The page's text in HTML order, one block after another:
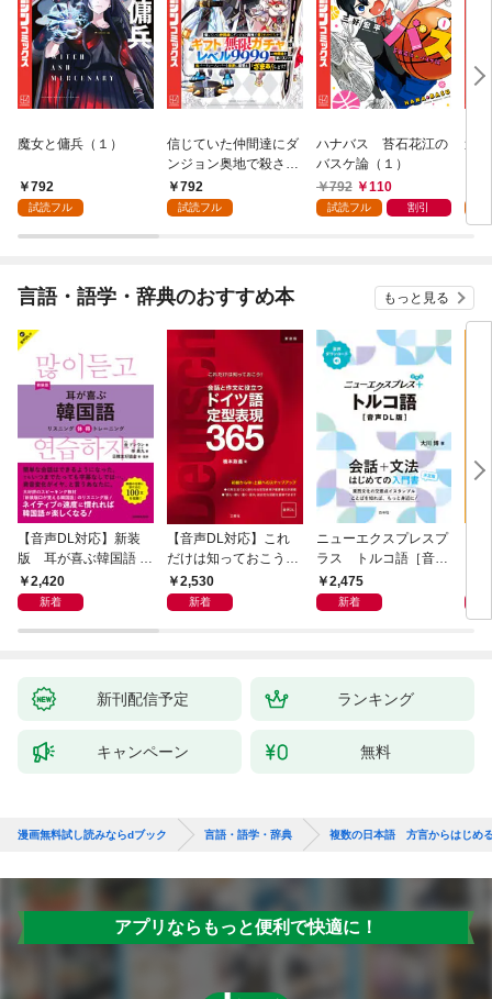
魔女と傭兵（１）
792
試読フル
信じていた仲間達にダ
ンジョン奥地で殺され
かけたがギフト『無限
ガチャ』でレベル９９
『ざまぁ！』します！
（１）
792
試読フル
ハナバス 苔石花江の
バスケ論（１）
792
110
試読フル 割引
追
強
～
（
言語・語学・辞典のおすすめ本 もっと見る
【音声DL対応】新装
版 耳が喜ぶ韓国語 リ
スニング体得トレーニ
ング
2,420
新着
【音声DL対応】これ
だけは知っておこう！
新装版 会話と作文に
役立つドイツ語定型表
2,530
新着
ニューエクスプレスプ
ラス トルコ語［音声
DL版］
2,475
新着
新刊配信予定 ランキング
キャンペーン 無料
漫画無料試し読みならdブック 言語・語学・辞典 複数の日本語 方言からはじめ
アプリならもっと便利で快適に！